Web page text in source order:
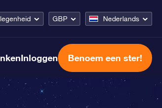
GBP Nederlands
Inloggen Benoem een ster!